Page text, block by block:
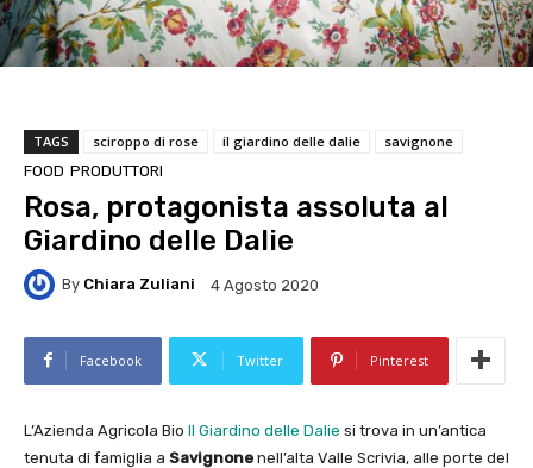
TAGS sciroppo di rose il giardino delle dalie
savignone
FOOD PRODUTTORI
Rosa, protagonista assoluta al
Giardino delle Dalie
By Chiara Zuliani 4 Agosto 2020
Facebook Twitter Pinterest
L’Azienda Agricola Bio Il Giardino delle Dalie si trova in un’antica
tenuta di famiglia a Savignone nell’alta Valle Scrivia, alle porte del